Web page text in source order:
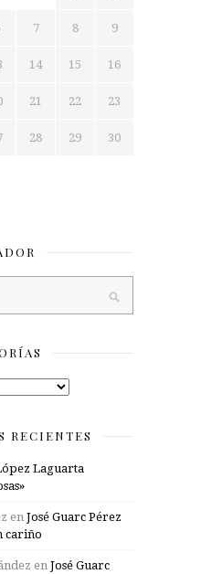
7 8 9
14 15 16
21 22 23
28 29 30
RECIENTES
Laguarta
en José Guarc Pérez
cariño
en José Guarc